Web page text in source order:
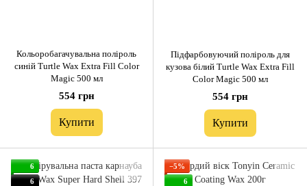
Кольоробагачувальна поліроль
синій Turtle Wax Extra Fill Color
Magic 500 мл
554 грн
Купити
Підфарбовуючий поліроль для
кузова білий Turtle Wax Extra Fill
Color Magic 500 мл
554 грн
Купити
6
6
−5%
6